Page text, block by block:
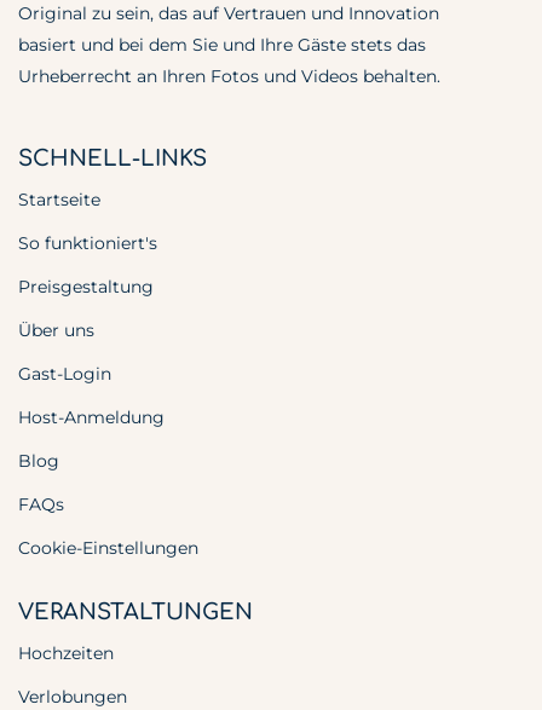
Original zu sein, das auf Vertrauen und Innovation
basiert und bei dem Sie und Ihre Gäste stets das
Urheberrecht an Ihren Fotos und Videos behalten.
SCHNELL-LINKS
Startseite
So funktioniert's
Preisgestaltung
Über uns
Gast-Login
Host-Anmeldung
Blog
FAQs
Cookie-Einstellungen
VERANSTALTUNGEN
Hochzeiten
Verlobungen